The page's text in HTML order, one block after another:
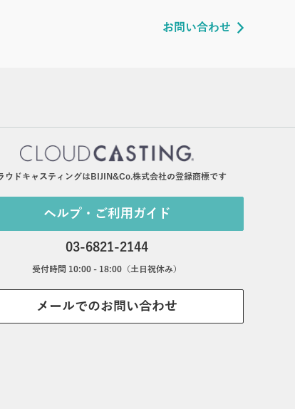
お問い合わせ
ウドキャスティングはBIJIN&Co.株式会社の登録商標です
ヘルプ・ご利用ガイド
03-6821-2144
受付時間 10:00 - 18:00（土日祝休み）
メールでのお問い合わせ